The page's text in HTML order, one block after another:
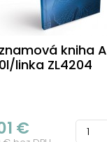
kniha
linka ZL4204
€